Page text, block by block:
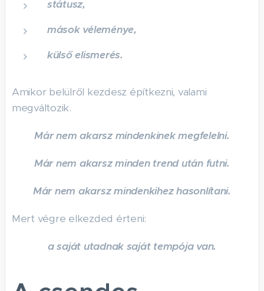
státusz,
mások véleménye,
külső elismerés.
Amikor belülről kezdesz építkezni, valami
megváltozik.
Már nem akarsz mindenkinek megfelelni.
Már nem akarsz minden trend után futni.
Már nem akarsz mindenkihez hasonlítani.
Mert végre elkezded érteni:
a saját utadnak saját tempója van.